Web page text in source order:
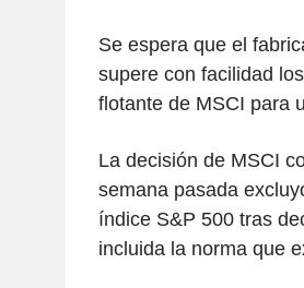
Se espera que el
supere con facilidad
flotante de MSCI para
La decisión de MSCI
semana pasada
índice S&P 500 tras
incluida la norma que